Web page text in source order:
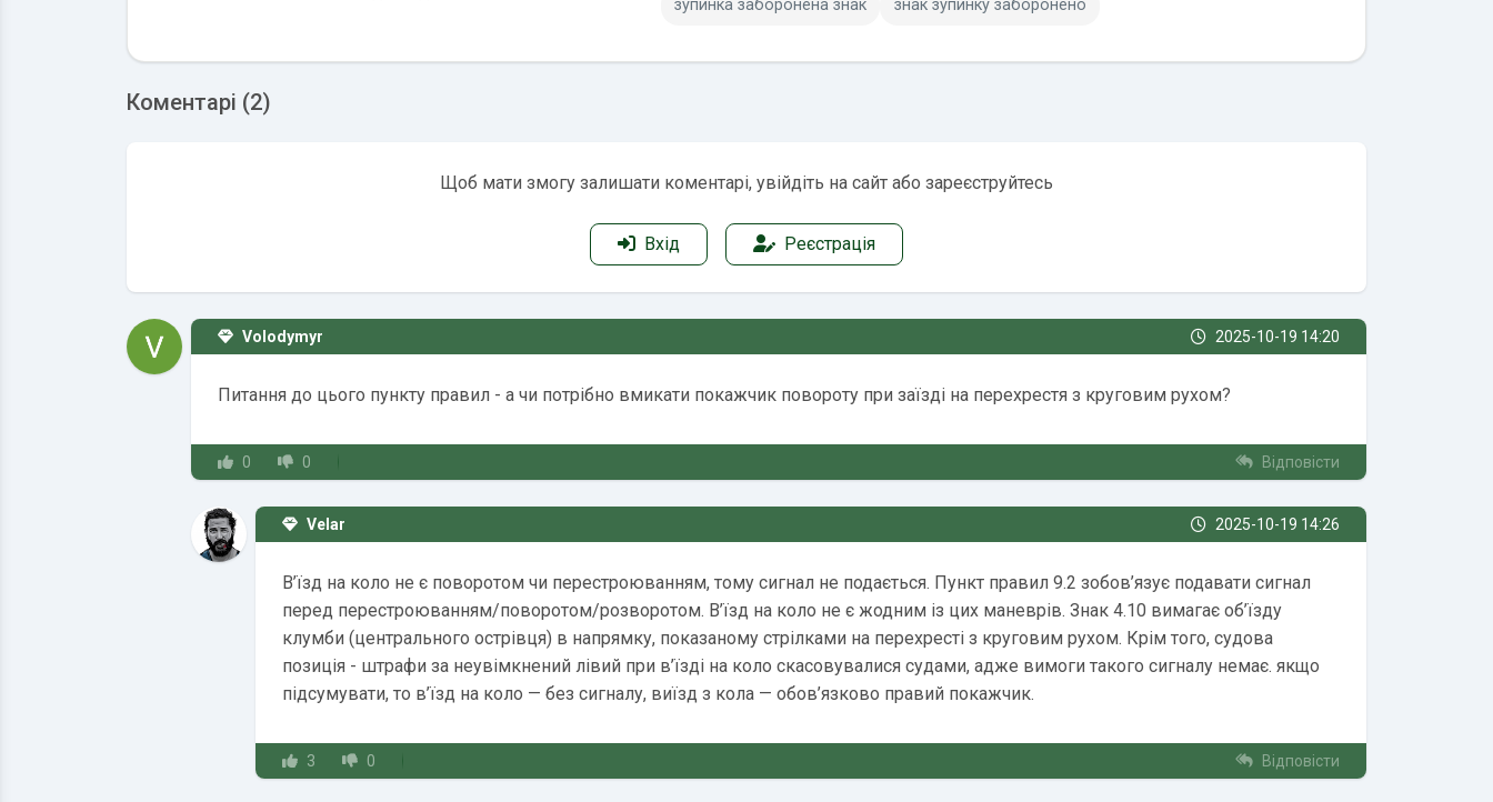
зупинка заборонена знак знак зупинку заборонено
Коментарі (2)
Щоб мати змогу залишати коментарі, увійдіть на сайт або зареєструйтесь
Вхід Реєстрація
Volodymyr 2025-10-19 14:20
Питання до цього пункту правил - а чи потрібно вмикати покажчик повороту при заїзді на перехрестя з круговим рухом?
0 0 Відповісти
Velar 2025-10-19 14:26
В’їзд на коло не є поворотом чи перестроюванням, тому сигнал не подається. Пункт правил 9.2 зобов’язує подавати сигнал
перед перестроюванням/поворотом/розворотом. В’їзд на коло не є жодним із цих маневрів. Знак 4.10 вимагає об’їзду
клумби (центрального острівця) в напрямку, показаному стрілками на перехресті з круговим рухом. Крім того, судова
позиція - штрафи за неувімкнений лівий при в’їзді на коло скасовувалися судами, адже вимоги такого сигналу немає. якщо
підсумувати, то в’їзд на коло — без сигналу, виїзд з кола — обов’язково правий покажчик.
3 0 Відповісти